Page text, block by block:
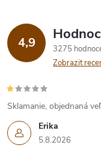
4,9
3275
Zobrazit
Erika
5.8.2026
Sklamanie, objednaná